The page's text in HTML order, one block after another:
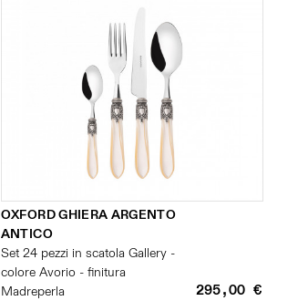
OXFORD GHIERA ARGENTO
ANTICO
Set 24 pezzi in scatola Gallery -
colore Avorio - finitura
Madreperla
295,00 €